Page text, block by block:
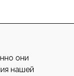
они
нашей